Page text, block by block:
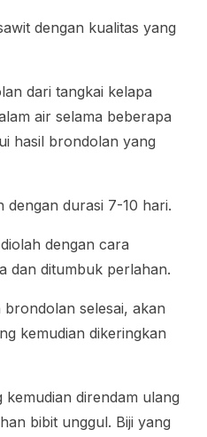
dengan kualitas yang
dari tangkai kelapa
air selama beberapa
hasil brondolan yang
dengan durasi 7-10 hari.
dengan cara
dan ditumbuk perlahan.
selesai, akan
kemudian dikeringkan
kemudian direndam ulang
bibit unggul. Biji yang